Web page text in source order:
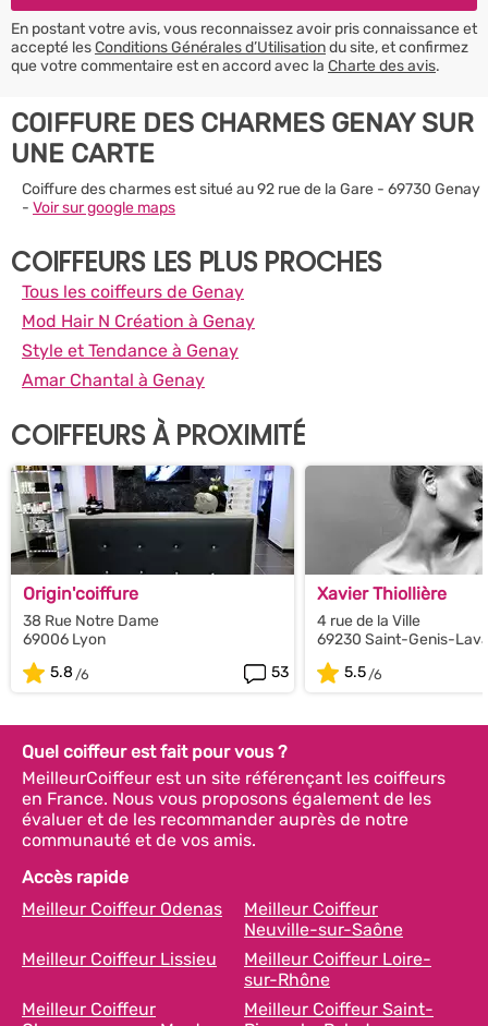
En postant votre avis, vous reconnaissez avoir pris connaissance et
accepté lesConditions Générales d’Utilisationdu site, et confirmez
que votre commentaire est en accord avec la Charte des avis.
COIFFURE DES CHARMES GENAY SUR
UNE CARTE
Coiffure des charmes est situé au 92 rue de la Gare - 69730 Genay
- Voir sur google maps
COIFFEURS LES PLUS PROCHES
Tous les coiffeurs de Genay
Mod Hair N Création à Genay
Style et Tendance à Genay
Amar Chantal à Genay
COIFFEURS À PROXIMITÉ
Origin'coiffure
38 Rue Notre Dame
69006 Lyon
5.8
53
Xavier Thiollière
4 rue de la Ville
69230 Saint-Genis-
5.5
Quel coiffeur est fait pour vous ?
MeilleurCoiffeur est un site référençant les coiffeurs
en France. Nous vous proposons également de les
évaluer et de les recommander auprès de notre
communauté et de vos amis.
Accès rapide
Meilleur Coiffeur Odenas
Meilleur Coiffeur
Neuville-sur-Saône
Meilleur Coiffeur Lissieu
Meilleur Coiffeur Loire-
sur-Rhône
Meilleur Coiffeur
Meilleur Coiffeur Saint-